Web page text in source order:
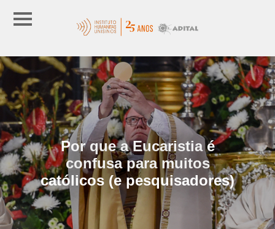
Por que a Eucaristia é
confusa para muitos
católicos (e pesquisadores)